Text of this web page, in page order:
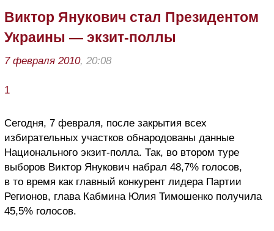
Виктор Янукович стал Президентом
Украины — экзит-поллы
7 февраля 2010, 20:08
1
Сегодня, 7 февраля, после закрытия всех
избирательных участков обнародованы данные
Национального экзит-полла. Так, во втором туре
выборов Виктор Янукович набрал 48,7% голосов,
в то время как главный конкурент лидера Партии
Регионов, глава Кабмина Юлия Тимошенко получила
45,5% голосов.